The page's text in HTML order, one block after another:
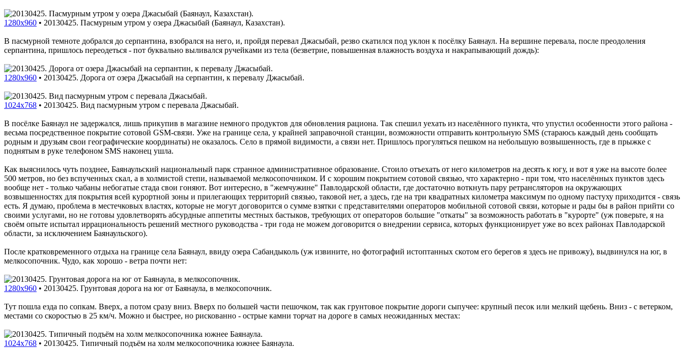
1280x960 • 20130425. Пасмурным утром у озера Джасыбай (Баянаул, Казахстан).
В пасмурной темноте добрался до серпантина, взобрался на него, и, пройдя перевал Джасыбай, резво скатился под уклон к посёлку Баянаул. На вершине перевала, после преодоления
серпантина, пришлось переодеться - пот буквально выливался ручейками из тела (безветрие, повышенная влажность воздуха и накрапывающий дождь):
1280x960 • 20130425. Дорога от озера Джасыбай на серпантин, к перевалу Джасыбай.
1024x768 • 20130425. Вид пасмурным утром с перевала Джасыбай.
В посёлке Баянаул не задержался, лишь прикупив в магазине немного продуктов для обновления рациона. Так спешил уехать из населённого пункта, что упустил особенности этого района -
весьма посредственное покрытие сотовой GSM-связи. Уже на границе села, у крайней заправочной станции, возможности отправить контрольную SMS (стараюсь каждый день сообщать
родным и друзьям свои географические координаты) не оказалось. Село в прямой видимости, а связи нет. Пришлось прогуляться пешком на небольшую возвышенность, где в прыжке с
поднятым в руке телефоном SMS наконец ушла.
Как выяснилось чуть позднее, Баянаульский национальный парк странное административное образование. Стоило отъехать от него километров на десять к югу, и вот я уже на высоте более
500 метров, но без вспученных скал, а в холмистой степи, называемой мелкосопочником. И с хорошим покрытием сотовой связью, что характерно - при том, что населённых пунктов здесь
вообще нет - только чабаны небогатые стада свои гоняют. Вот интересно, в "жемчужине" Павлодарской области, где достаточно воткнуть пару ретрансляторов на окружающих
возвышенностях для покрытия всей курортной зоны и прилегающих территорий связью, таковой нет, а здесь, где на три квадратных километра максимум по одному пастуху приходится - связь
есть. Я думаю, проблема в местечковых властях, которые не могут договорится о сумме взятки с представителями операторов мобильной сотовой связи, которые и рады бы в район прийти со
своими услугами, но не готовы удовлетворять абсурдные аппетиты местных бастыков, требующих от операторов большие "откаты" за возможность работать в "курорте" (уж поверьте, я на
своём опыте испытал иррациональность решений местного руководства - три года не можем договорится о внедрении сервиса, которых функционирует уже во всех районах Павлодарской
области, за исключением Баянаульского).
После кратковременного отдыха на границе села Баянаул, ввиду озера Сабандыколь (уж извините, но фотографий истоптанных скотом его берегов я здесь не привожу), выдвинулся на юг, в
мелкосопочник. Чудо, как хорошо - ветра почти нет:
1280x960 • 20130425. Грунтовая дорога на юг от Баянаула, в мелкосопочник.
Тут пошла езда по сопкам. Вверх, а потом сразу вниз. Вверх по большей части пешочком, так как грунтовое покрытие дороги сыпучее: крупный песок или мелкий щебень. Вниз - с ветерком,
местами со скоростью в 25 км/ч. Можно и быстрее, но рискованно - острые камни торчат на дороге в самых неожиданных местах:
1024x768 • 20130425. Типичный подъём на холм мелкосопочника южнее Баянаула.